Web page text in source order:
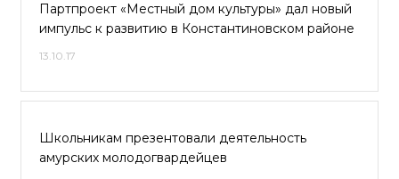
Партпроект «Местный дом культуры» дал новый
импульс к развитию в Константиновском районе
13.10.17
Школьникам презентовали деятельность
амурских молодогвардейцев